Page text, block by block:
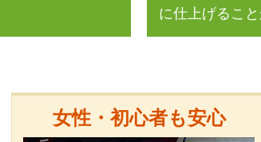
に仕上げること
女性・初心者も安心